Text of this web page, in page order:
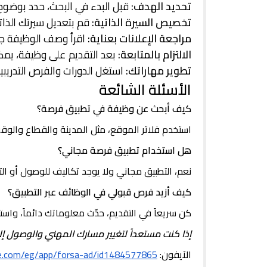
تحديد الهدف:قبل البدء في البحث، حدد
تخصيص السيرة الذاتية:قم بتعديل سيرتك
مراجعة الإعلانات بعناية:اقرأ وصف الوظيفة
الالتزام بالمتابعة:بعد التقديم على وظيفة،
تطوير مهاراتك:استغل الدورات والفرص
الأسئلة الشائعة
كيف أبحث عن وظيفة في تطبيق فرصة؟
استخدم فلاتر الموقع، مثل المدينة والقطاع
هل استخدام تطبيق فرصة مجاني؟
نعم، التطبيق مجاني ولا يوجد تكاليف للوصول أو
كيف أزيد فرص قبولي في الوظائف عبر التطبيق؟
كن سريعاً في التقديم، حدّث معلوماتك دائماً،
إذا كنت مستعداً لتغيير مسارك المهني
الآيفون:eg/app/forsa-ad/id1484577865